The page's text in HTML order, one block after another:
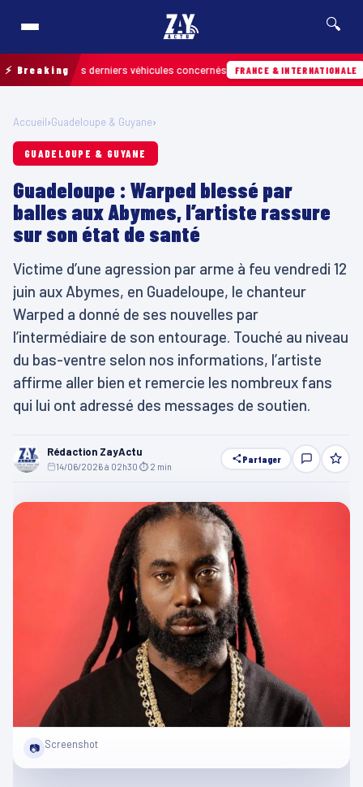
🔍
⚡ Breaking
les derniers véhicules concernés FRANCE & INTERNATIONALE Hier ·
Accueil›Guadeloupe & Guyane›
GUADELOUPE & GUYANE
Guadeloupe : Warped blessé par
balles aux Abymes, l’artiste rassure
sur son état de santé
Victime d’une agression par arme à feu vendredi 12
juin aux Abymes, en Guadeloupe, le chanteur
Warped a donné de ses nouvelles par
l’intermédiaire de son entourage. Touché au niveau
du bas-ventre selon nos informations, l’artiste
affirme aller bien et remercie les nombreux fans
qui lui ont adressé des messages de soutien.
Rédaction ZayActu
14/06/2026 à 02h30 ⏱ 2 min
Partager
📷 Screenshot